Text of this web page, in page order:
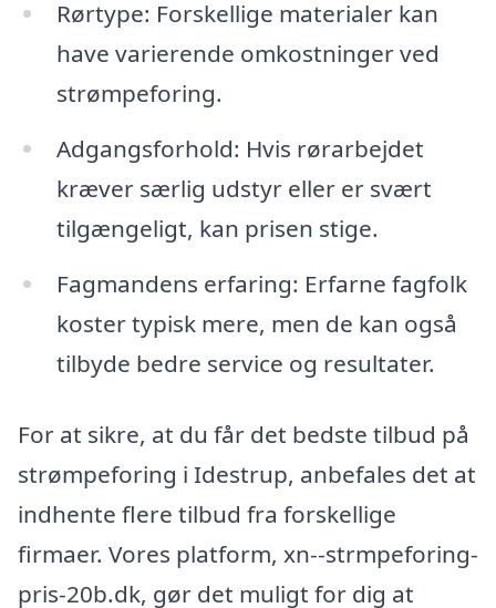
Rørtype: Forskellige materialer kan
have varierende omkostninger ved
strømpeforing.
Adgangsforhold: Hvis rørarbejdet
kræver særlig udstyr eller er svært
tilgængeligt, kan prisen stige.
Fagmandens erfaring: Erfarne fagfolk
koster typisk mere, men de kan også
tilbyde bedre service og resultater.
For at sikre, at du får det bedste tilbud på
strømpeforing i Idestrup, anbefales det at
indhente flere tilbud fra forskellige
firmaer. Vores platform, xn--strmpeforing-
pris-20b.dk, gør det muligt for dig at